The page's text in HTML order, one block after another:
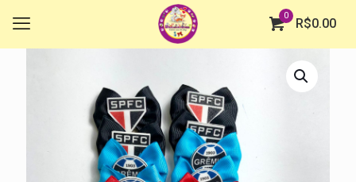
0
R$0.00